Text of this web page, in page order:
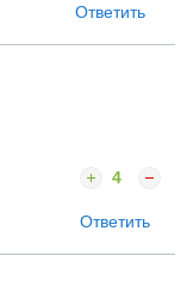
Ответить
4
Ответить